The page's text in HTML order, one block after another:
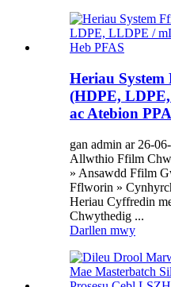
Heriau
(HDPE,
ac Atebion
gan admin ar 26-
Allwthio Ffilm
» Ansawdd Ffilm
Fflworin »
Heriau Cyffredin
Chwythedig ...
Darllen mwy